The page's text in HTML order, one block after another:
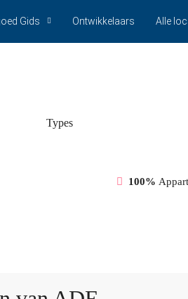
Gids Ontwikkelaars Alle
Types
100%